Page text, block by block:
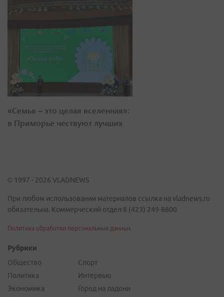
«Семья – это целая вселенная»:
в Приморье чествуют лучших
© 1997 - 2026 VLADNEWS
При любом использовании материалов ссылка на vladnews.ru
обязательна. Коммерческий отдел 8 (423) 249-8800
Политика обработки персональных данных
Рубрики
Общество
Политика
Экономика
Спорт
Интервью
Город на ладони